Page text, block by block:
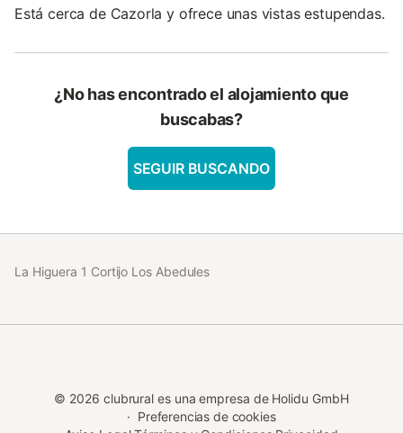
modernas. La filosofía es contribuir a crear un ecosistema
huésped durante su estancia.
Está cerca de Cazorla y ofrece unas vistas estupendas.
¿No has encontrado el alojamiento que
buscabas?
SEGUIR BUSCANDO
La Higuera 1 Cortijo Los Abedules
© 2026 clubrural es una empresa de Holidu GmbH
· Preferencias de cookies